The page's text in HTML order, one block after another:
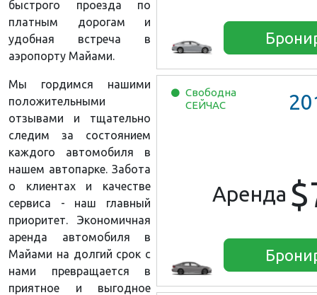
Свободна
СЕЙЧАС
Аренда
быстрого проезда по
платным дорогам и
удобная встреча в
аэропорту Майами.
Мы гордимся нашими
положительными
отзывами и тщательно
следим за состоянием
каждого автомобиля в
нашем автопарке. Забота
о клиентах и качестве
сервиса - наш главный
приоритет. Экономичная
аренда автомобиля в
Майами на долгий срок с
нами превращается в
приятное и выгодное